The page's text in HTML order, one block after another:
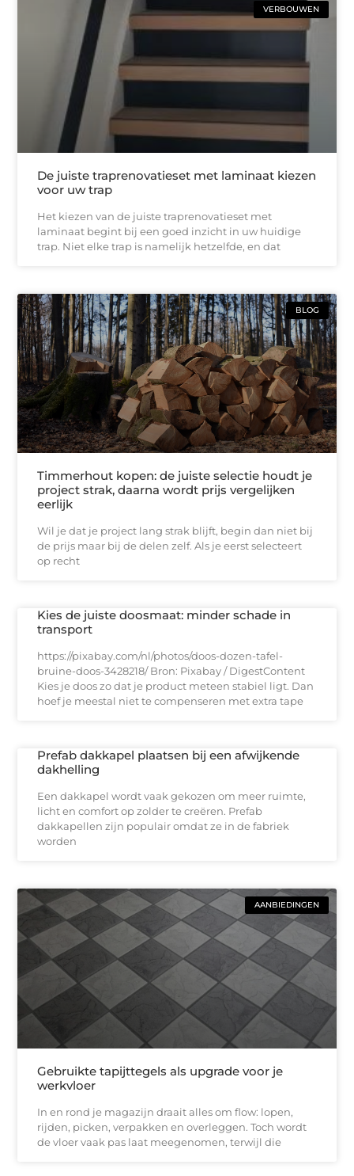
VERBOUWEN
De juiste traprenovatieset met laminaat kiezen
voor uw trap
Het kiezen van de juiste traprenovatieset met
laminaat begint bij een goed inzicht in uw huidige
trap. Niet elke trap is namelijk hetzelfde, en dat
BLOG
Timmerhout kopen: de juiste selectie houdt je
project strak, daarna wordt prijs vergelijken
eerlijk
Wil je dat je project lang strak blijft, begin dan niet bij
de prijs maar bij de delen zelf. Als je eerst selecteert
op recht
Kies de juiste doosmaat: minder schade in
transport
https://pixabay.com/nl/photos/doos-dozen-tafel-
bruine-doos-3428218/ Bron: Pixabay / DigestContent
Kies je doos zo dat je product meteen stabiel ligt. Dan
hoef je meestal niet te compenseren met extra tape
Prefab dakkapel plaatsen bij een afwijkende
dakhelling
Een dakkapel wordt vaak gekozen om meer ruimte,
licht en comfort op zolder te creëren. Prefab
dakkapellen zijn populair omdat ze in de fabriek
worden
AANBIEDINGEN
Gebruikte tapijttegels als upgrade voor je
werkvloer
In en rond je magazijn draait alles om flow: lopen,
rijden, picken, verpakken en overleggen. Toch wordt
de vloer vaak pas laat meegenomen, terwijl die